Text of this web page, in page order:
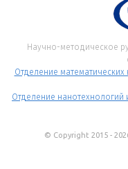
Научно-методическое
Отделение
Отделение
© Copyright 2015 -